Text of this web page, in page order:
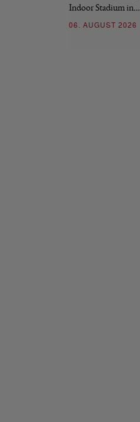
Indoor Stadium in…
06. AUGUST 2026